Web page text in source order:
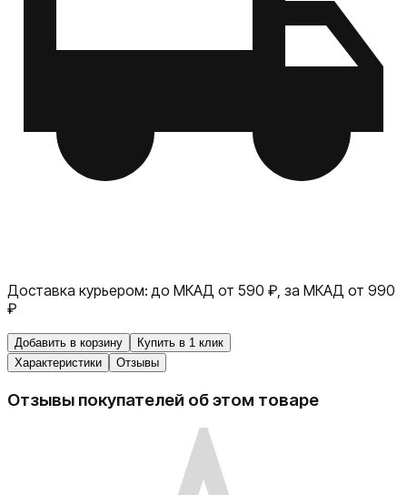
Доставка курьером: до МКАД от 590 ₽, за МКАД от 990
₽
Добавить в корзину
Купить в 1 клик
Характеристики
Отзывы
Отзывы покупателей об этом товаре